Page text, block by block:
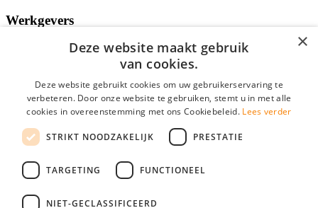
Werkgevers
Het concept
Contractvormen
Brochure aanvragen
Vacature aanmelden
F.A.Q.
Partners
Social
×
Deze website maakt gebruik
van cookies.
Deze website gebruikt cookies om uw gebruikerservaring te
verbeteren. Door onze website te gebruiken, stemt u in met alle
cookies in overeenstemming met ons Cookiebeleid. Lees verder
STRIKT NOODZAKELIJK PRESTATIE
TARGETING FUNCTIONEEL
NIET-GECLASSIFICEERD